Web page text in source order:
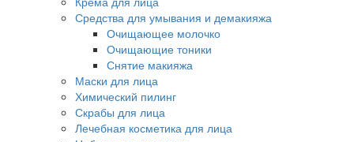
Средства для умывания и демакияжа
Очищающее молочко
Очищающие тоники
Снятие макияжа
Маски для лица
Химический пилинг
Скрабы для лица
Лечебная косметика для лица